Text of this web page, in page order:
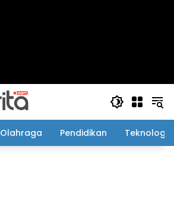
Olahraga Pendidikan Teknologi